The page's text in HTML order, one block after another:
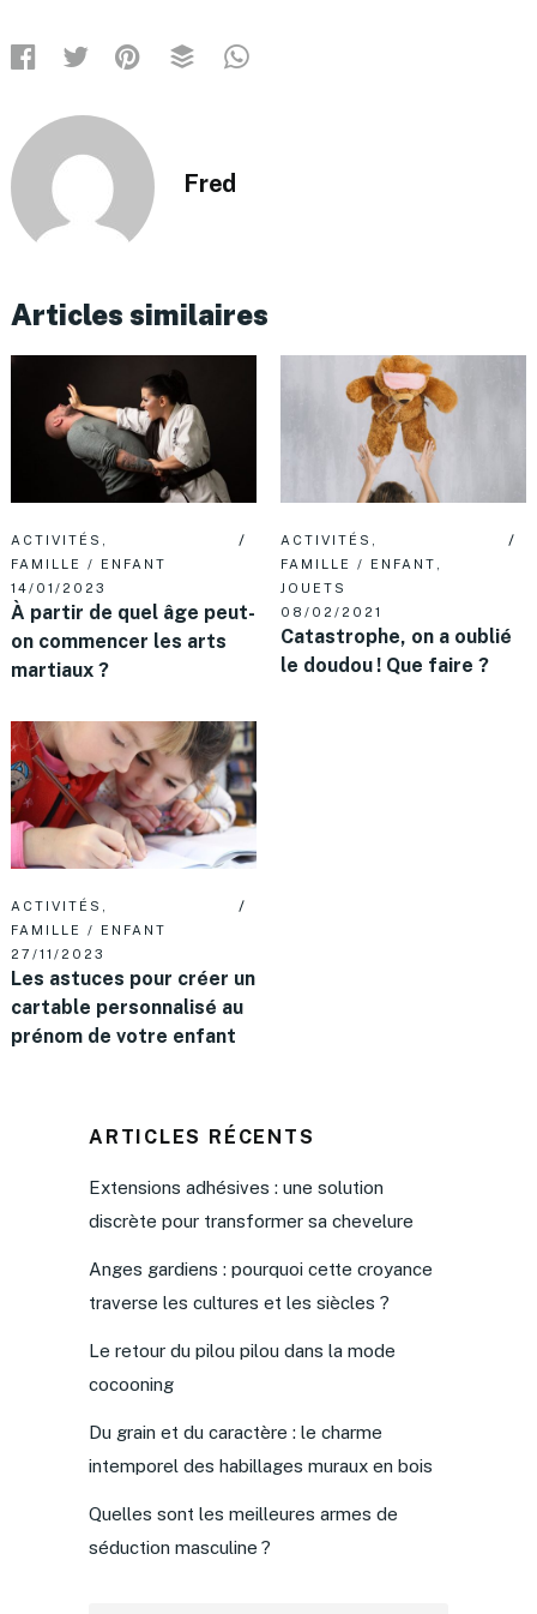
Fred
Articles similaires
ACTIVITÉS
FAMILLE / ENFANT
14/01/2023
À partir de quel âge peut-
on commencer les arts
martiaux ?
ACTIVITÉS
FAMILLE / ENFANT
JOUETS
08/02/2021
Catastrophe, on a oublié
le doudou ! Que faire ?
ACTIVITÉS
FAMILLE / ENFANT
27/11/2023
Les astuces pour créer un
cartable personnalisé au
prénom de votre enfant
ARTICLES RÉCENTS
Extensions adhésives : une solution
discrète pour transformer sa chevelure
Anges gardiens : pourquoi cette croyance
traverse les cultures et les siècles ?
Le retour du pilou pilou dans la mode
cocooning
Du grain et du caractère : le charme
intemporel des habillages muraux en bois
Quelles sont les meilleures armes de
séduction masculine ?